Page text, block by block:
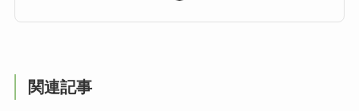
関連記事